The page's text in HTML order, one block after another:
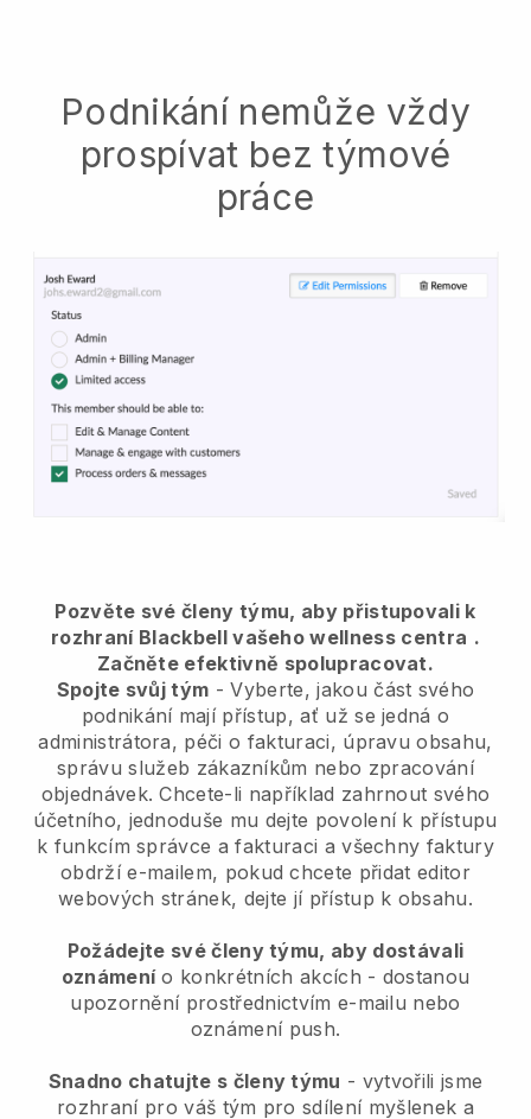
Podnikání nemůže vždy
prospívat bez týmové
práce
Pozvěte své členy týmu, aby přistupovali k
rozhraní Blackbell vašeho wellness centra .
Začněte efektivně spolupracovat.
Spojte svůj tým - Vyberte, jakou část svého
podnikání mají přístup, ať už se jedná o
administrátora, péči o fakturaci, úpravu obsahu,
správu služeb zákazníkům nebo zpracování
objednávek. Chcete-li například zahrnout svého
účetního, jednoduše mu dejte povolení k přístupu
k funkcím správce a fakturaci a všechny faktury
obdrží e-mailem, pokud chcete přidat editor
webových stránek, dejte jí přístup k obsahu.
Požádejte své členy týmu, aby dostávali
oznámenío konkrétních akcích - dostanou
upozornění prostřednictvím e-mailu nebo
oznámení push.
Snadno chatujte s členy týmu - vytvořili jsme
rozhraní pro váš tým pro sdílení myšlenek a